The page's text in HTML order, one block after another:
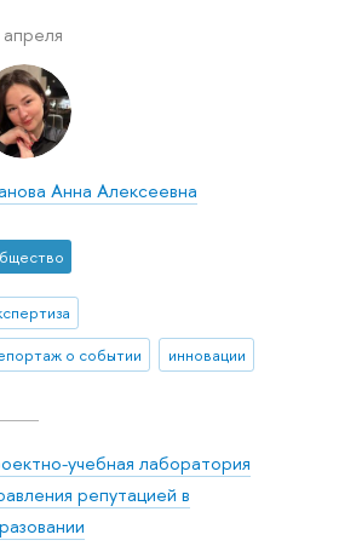
Анна Алексеевна
о событии
инновации
учебная лаборатория
репутацией в